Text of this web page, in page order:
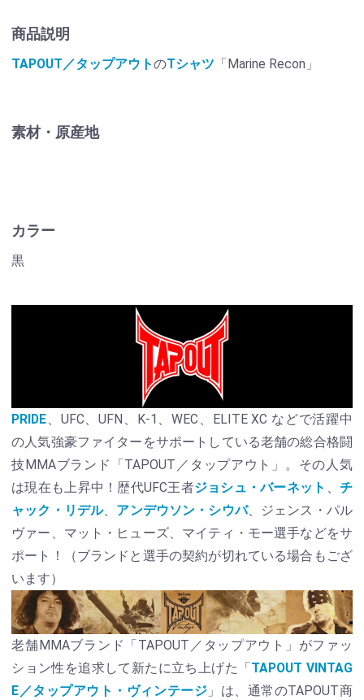
商品説明
TAPOUT／タップアウトのTシャツ 「Marine Recon」
素材・原産地
カラー
黒
PRIDE、UFC、UFN、K-1、WEC、ELITE XC などで活躍中
の人気強豪ファイターをサポートしている老舗の総合格闘
技MMAブランド「TAPOUT／タップアウト」。その人気
は現在も上昇中！歴代UFC王者ジョシュ・バーネット 、 チ
ャック・リデル、 アンデウソン・シウバ、ジェンス・パル
ヴァー、マット・ヒューズ、マイティ・モー選手などをサ
ポート！（ブランドと選手の契約が切れている場合もござ
います）
老舗MMAブランド「TAPOUT／タップアウト」がファッ
ション性を追求して新たに立ち上げた「TAPOUT VINTAG
E／タップアウト・ヴィンテージ 」は、通常のTAPOUT商